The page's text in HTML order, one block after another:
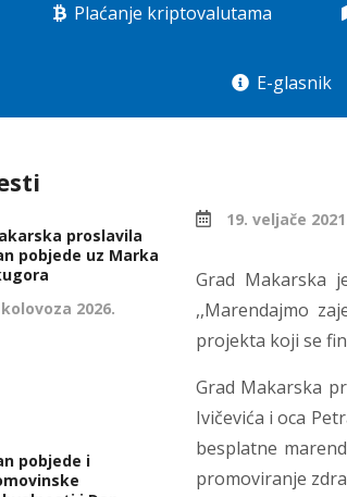
Plaćanje kriptovalutama
E-glasnik
19. veljače
Grad Makarska
,,Marendajmo
projekta koji se
Grad Makarska
Ivičevića i oca
besplatne
promoviranje
proslavila
pobjede uz Marka
2026.
pobjede i